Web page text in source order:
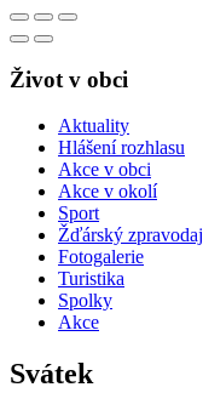
Život v obci
Aktuality
Hlášení rozhlasu
Akce v obci
Akce v okolí
Sport
Žďárský zpravodaj
Fotogalerie
Turistika
Spolky
Akce
Svátek